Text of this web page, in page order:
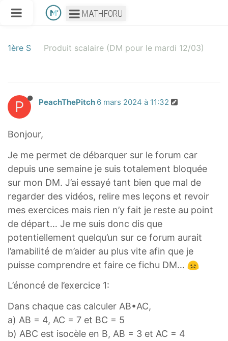
MATHFORU
1ère S Produit scalaire (DM pour le mardi 12/03)
P PeachThePitch 6 mars 2024 à 11:32
Bonjour,
Je me permet de débarquer sur le forum car
depuis une semaine je suis totalement bloquée
sur mon DM. J’ai essayé tant bien que mal de
regarder des vidéos, relire mes leçons et revoir
mes exercices mais rien n’y fait je reste au point
de départ… Je me suis donc dis que
potentiellement quelqu’un sur ce forum aurait
l’amabilité de m’aider au plus vite afin que je
puisse comprendre et faire ce fichu DM…
L’énoncé de l’exercice 1:
Dans chaque cas calculer AB•AC,
a) AB = 4, AC = 7 et BC = 5
b) ABC est isocèle en B, AB = 3 et AC = 4